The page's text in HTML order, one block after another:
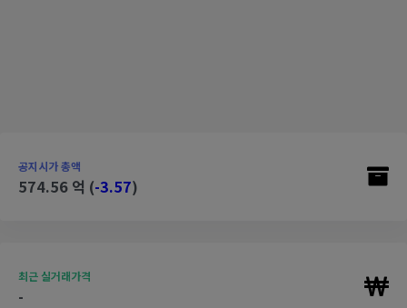
공지시가 총액
574.56 억 (-3.57)
최근 실거래가격
-